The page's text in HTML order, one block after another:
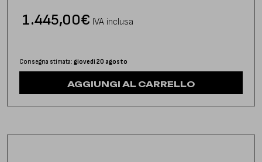
€
1.445,00 IVA inclusa
Consegna stimata: giovedì 20 agosto
AGGIUNGI AL CARRELLO